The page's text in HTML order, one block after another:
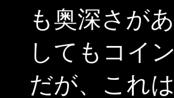
も奥深さが
してもコイ
だが、これ